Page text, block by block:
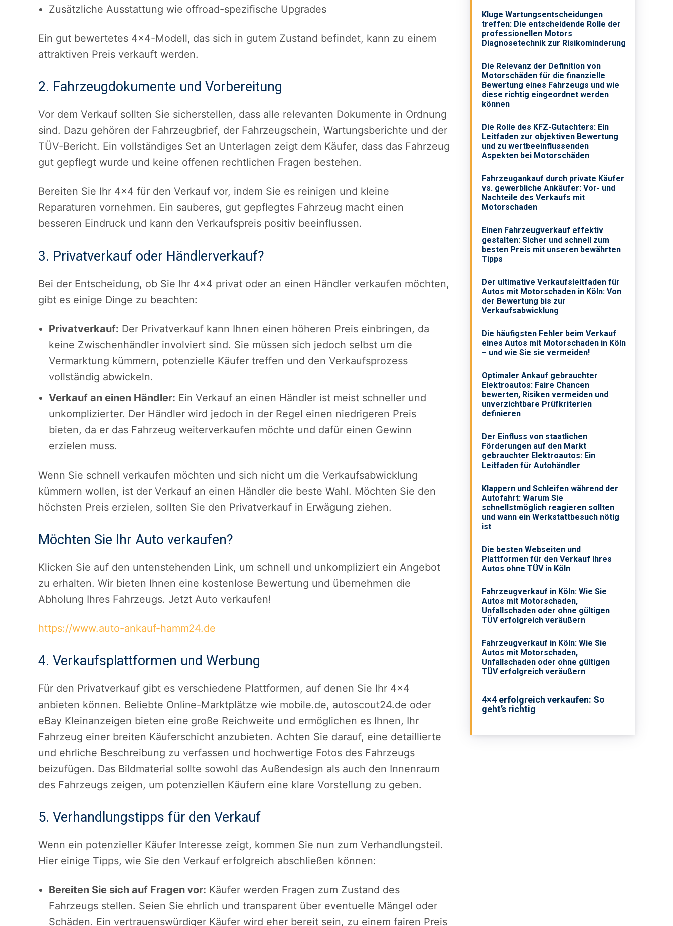
Zusätzliche Ausstattung wie offroad-spezifische Upgrades
Ein gut bewertetes 4×4-Modell, das sich in gutem Zustand befindet, kann zu einem
attraktiven Preis verkauft werden.
2. Fahrzeugdokumente und Vorbereitung
Vor dem Verkauf sollten Sie sicherstellen, dass alle relevanten Dokumente in Ordnung
sind. Dazu gehören der Fahrzeugbrief, der Fahrzeugschein, Wartungsberichte und der
TÜV-Bericht. Ein vollständiges Set an Unterlagen zeigt dem Käufer, dass das Fahrzeug
gut gepflegt wurde und keine offenen rechtlichen Fragen bestehen.
Bereiten Sie Ihr 4×4 für den Verkauf vor, indem Sie es reinigen und kleine
Reparaturen vornehmen. Ein sauberes, gut gepflegtes Fahrzeug macht einen
besseren Eindruck und kann den Verkaufspreis positiv beeinflussen.
3. Privatverkauf oder Händlerverkauf?
Bei der Entscheidung, ob Sie Ihr 4×4 privat oder an einen Händler verkaufen möchten,
gibt es einige Dinge zu beachten:
Privatverkauf: Der Privatverkauf kann Ihnen einen höheren Preis einbringen, da
keine Zwischenhändler involviert sind. Sie müssen sich jedoch selbst um die
Vermarktung kümmern, potenzielle Käufer treffen und den Verkaufsprozess
vollständig abwickeln.
Verkauf an einen Händler: Ein Verkauf an einen Händler ist meist schneller und
unkomplizierter. Der Händler wird jedoch in der Regel einen niedrigeren Preis
bieten, da er das Fahrzeug weiterverkaufen möchte und dafür einen Gewinn
erzielen muss.
Wenn Sie schnell verkaufen möchten und sich nicht um die Verkaufsabwicklung
kümmern wollen, ist der Verkauf an einen Händler die beste Wahl. Möchten Sie den
höchsten Preis erzielen, sollten Sie den Privatverkauf in Erwägung ziehen.
Möchten Sie Ihr Auto verkaufen?
Klicken Sie auf den untenstehenden Link, um schnell und unkompliziert ein Angebot
zu erhalten. Wir bieten Ihnen eine kostenlose Bewertung und übernehmen die
Abholung Ihres Fahrzeugs. Jetzt Auto verkaufen!
https://www.auto-ankauf-hamm24.de
4. Verkaufsplattformen und Werbung
Für den Privatverkauf gibt es verschiedene Plattformen, auf denen Sie Ihr 4×4
anbieten können. Beliebte Online-Marktplätze wie mobile.de, autoscout24.de oder
eBay Kleinanzeigen bieten eine große Reichweite und ermöglichen es Ihnen, Ihr
Fahrzeug einer breiten Käuferschicht anzubieten. Achten Sie darauf, eine detaillierte
und ehrliche Beschreibung zu verfassen und hochwertige Fotos des Fahrzeugs
beizufügen. Das Bildmaterial sollte sowohl das Außendesign als auch den Innenraum
des Fahrzeugs zeigen, um potenziellen Käufern eine klare Vorstellung zu geben.
5. Verhandlungstipps für den Verkauf
Wenn ein potenzieller Käufer Interesse zeigt, kommen Sie nun zum Verhandlungsteil.
Hier einige Tipps, wie Sie den Verkauf erfolgreich abschließen können:
Bereiten Sie sich auf Fragen vor: Käufer werden Fragen zum Zustand des
Fahrzeugs stellen. Seien Sie ehrlich und transparent über eventuelle Mängel oder
Schäden. Ein vertrauenswürdiger Käufer wird eher bereit sein, zu einem fairen Preis
Kluge Wartungsentscheidungen
treffen: Die entscheidende Rolle der
professionellen Motors
Diagnosetechnik zur Risikominderung
Die Relevanz der Definition von
Motorschäden für die finanzielle
Bewertung eines Fahrzeugs und wie
diese richtig eingeordnet werden
können
Die Rolle des KFZ-Gutachters: Ein
Leitfaden zur objektiven Bewertung
und zu wertbeeinflussenden
Aspekten bei Motorschäden
Fahrzeugankauf durch private Käufer
vs. gewerbliche Ankäufer: Vor- und
Nachteile des Verkaufs mit
Motorschaden
Einen Fahrzeugverkauf effektiv
gestalten: Sicher und schnell zum
besten Preis mit unseren bewährten
Tipps
Der ultimative Verkaufsleitfaden für
Autos mit Motorschaden in Köln: Von
der Bewertung bis zur
Verkaufsabwicklung
Die häufigsten Fehler beim Verkauf
eines Autos mit Motorschaden in Köln
– und wie Sie sie vermeiden!
Optimaler Ankauf gebrauchter
Elektroautos: Faire Chancen
bewerten, Risiken vermeiden und
unverzichtbare Prüfkriterien
definieren
Der Einfluss von staatlichen
Förderungen auf den Markt
gebrauchter Elektroautos: Ein
Leitfaden für Autohändler
Klappern und Schleifen während der
Autofahrt: Warum Sie
schnellstmöglich reagieren sollten
und wann ein Werkstattbesuch nötig
ist
Die besten Webseiten und
Plattformen für den Verkauf Ihres
Autos ohne TÜV in Köln
Fahrzeugverkauf in Köln: Wie Sie
Autos mit Motorschaden,
Unfallschaden oder ohne gültigen
TÜV erfolgreich veräußern
Fahrzeugverkauf in Köln: Wie Sie
Autos mit Motorschaden,
Unfallschaden oder ohne gültigen
TÜV erfolgreich veräußern
4×4 erfolgreich verkaufen: So
geht’s richtig